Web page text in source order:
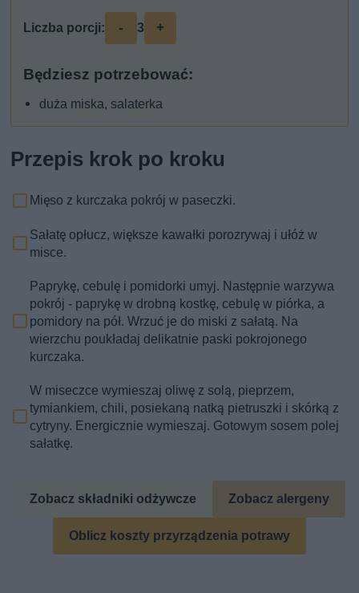
Liczba porcji: - 3 +
Będziesz potrzebować:
duża miska, salaterka
Przepis krok po kroku
Mięso z kurczaka pokrój w paseczki.
Sałatę opłucz, większe kawałki porozrywaj i ułóż w
misce.
Paprykę, cebulę i pomidorki umyj. Następnie warzywa
pokrój - paprykę w drobną kostkę, cebulę w piórka, a
pomidory na pół. Wrzuć je do miski z sałatą. Na
wierzchu poukładaj delikatnie paski pokrojonego
kurczaka.
W miseczce wymieszaj oliwę z solą, pieprzem,
tymiankiem, chili, posiekaną natką pietruszki i skórką z
cytryny. Energicznie wymieszaj. Gotowym sosem polej
sałatkę.
Zobacz składniki odżywcze Zobacz alergeny
Oblicz koszty przyrządzenia potrawy